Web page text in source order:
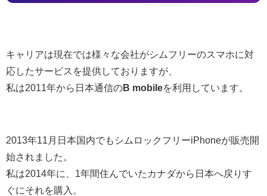
キャリアは現在では様々な会社がシムフリーのスマホに対
応したサービスを提供しておりますが、
私は2011年から日本通信のB mobileを利用しています。
2013年11月日本国内でもシムロックフリーiPhoneが販売開
始されました。
私は2014年に、1年間住んでいたカナダから日本へ戻りす
ぐにそれを購入。